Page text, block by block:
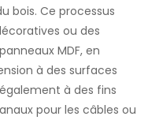
bois. Ce processus
ou des
MDF, en
à des surfaces
à des fins
pour les câbles ou